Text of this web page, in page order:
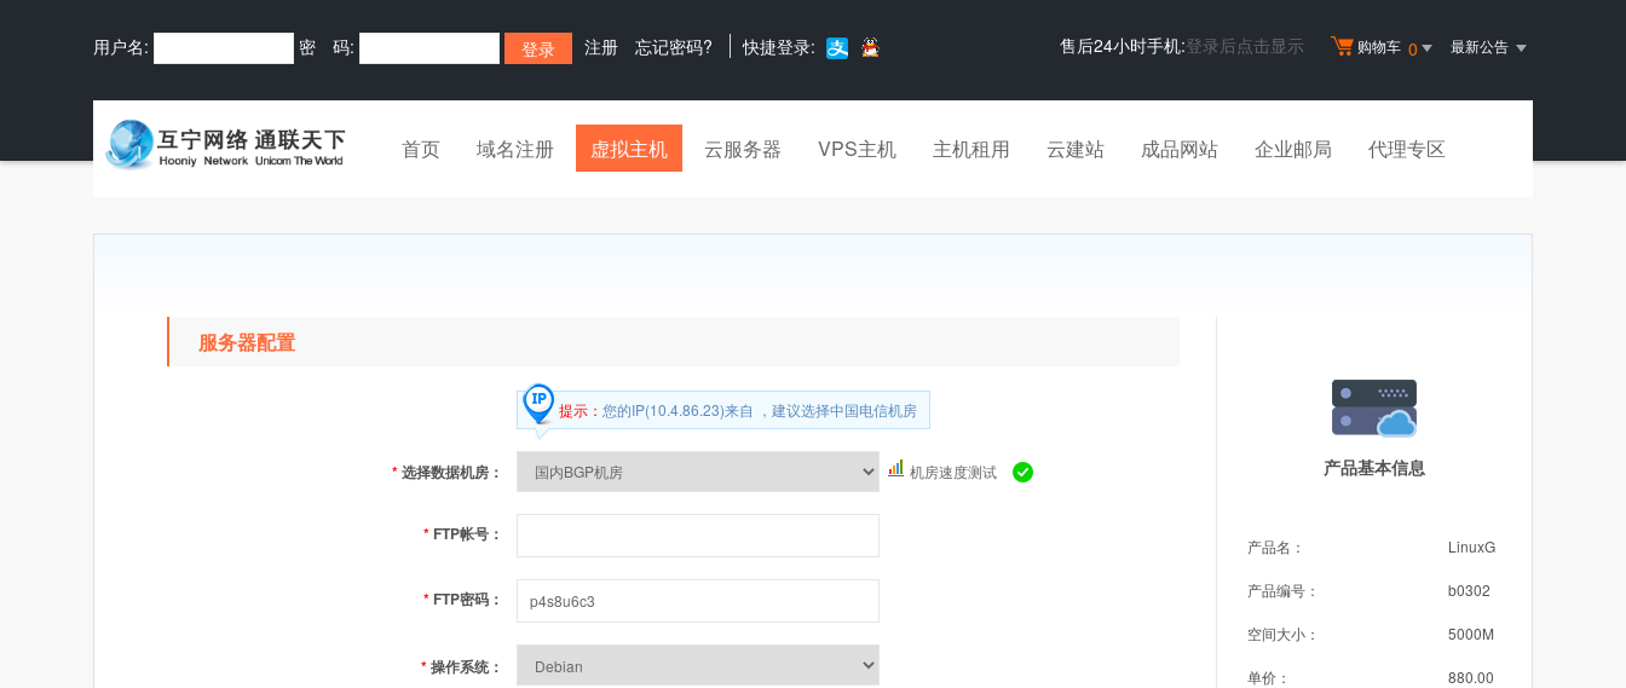
售后24小时手机:登录后点击显示 购物车 0 最新公告
用户名: 密 码: 注册 忘记密码? 快捷登录:
首页 域名注册 虚拟主机 云服务器 VPS主机 主机租用 云建站 成品网站 企业邮局 代理专区
产品基本信息
产品名： LinuxG
产品编号： b0302
空间大小： 5000M
单价： 880.00
服务器配置
提示： 您的IP(10.4.86.23)来自 ，建议选择中国电信机房
*选择数据机房： 机房速度测试
* FTP帐号：
* FTP密码：
*操作系统：